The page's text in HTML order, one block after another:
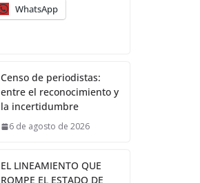
WhatsApp
Censo de periodistas:
entre el reconocimiento y
la incertidumbre
6 de agosto de 2026
EL LINEAMIENTO QUE
ROMPE EL ESTADO DE